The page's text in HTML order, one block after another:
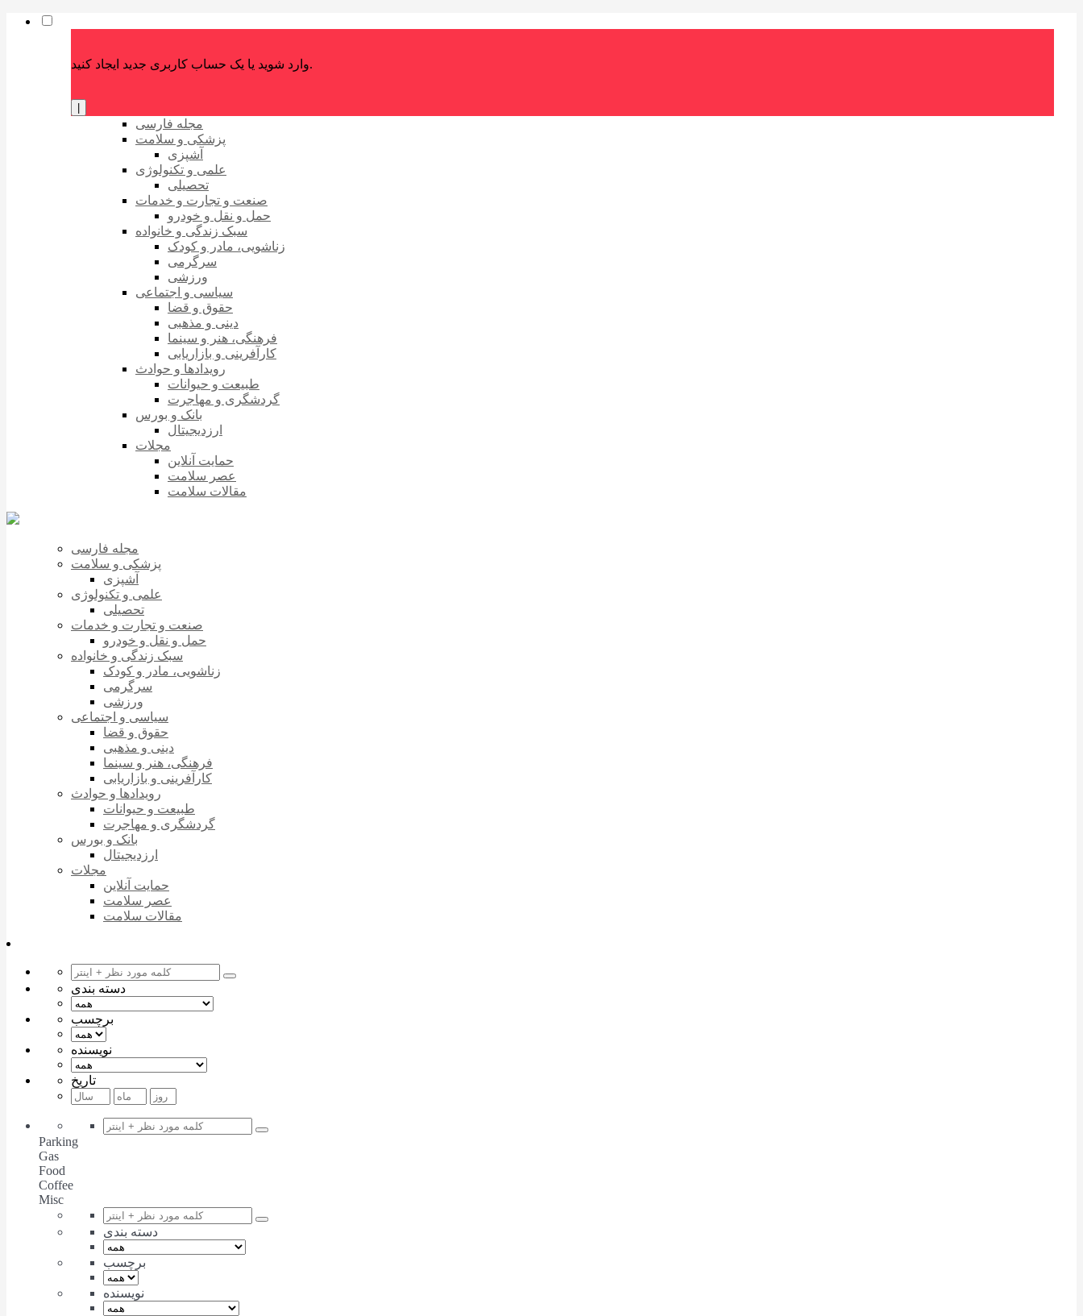
وارد شوید یا یک حساب کاربری جدید ایجاد کنید.
مجله فارسی
پزشکی و سلامت
آشپزی
علمی و تکنولوژی
تحصیلی
صنعت و تجارت و خدمات
حمل و نقل و خودرو
سبک زندگی و خانواده
زناشویی، مادر و کودک
سرگرمی
ورزشی
سیاسی و اجتماعی
حقوق و قضا
دینی و مذهبی
فرهنگی، هنر و سینما
کارآفرینی و بازاریابی
رویدادها و حوادث
طبیعت و حیوانات
گردشگری و مهاجرت
بانک و بورس
ارزدیجیتال
مجلات
حمایت آنلاین
عصر سلامت
مقالات سلامت
مجله فارسی
پزشکی و سلامت
آشپزی
علمی و تکنولوژی
تحصیلی
صنعت و تجارت و خدمات
حمل و نقل و خودرو
سبک زندگی و خانواده
زناشویی، مادر و کودک
سرگرمی
ورزشی
سیاسی و اجتماعی
حقوق و قضا
دینی و مذهبی
فرهنگی، هنر و سینما
کارآفرینی و بازاریابی
رویدادها و حوادث
طبیعت و حیوانات
گردشگری و مهاجرت
بانک و بورس
ارزدیجیتال
مجلات
حمایت آنلاین
عصر سلامت
مقالات سلامت
دسته بندی
برچسب
نویسنده
تاریخ
Parking
Gas
Food
Coffee
Misc
دسته بندی
برچسب
نویسنده